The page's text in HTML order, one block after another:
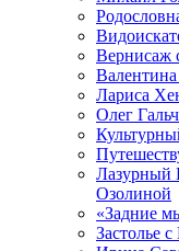
Вернисаж
Лариса
Олег
Лазурный
Озолиной
«Задние
Застолье